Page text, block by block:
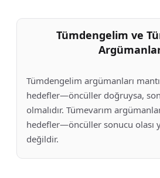
Tümdengelim ve
Tümdengelim argümanları
hedefler—öncüller doğruysa,
olmalıdır. Tümevarım
hedefler—öncüller sonucu olası
değildir.